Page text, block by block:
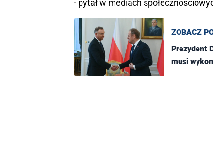
- pytał w mediach
ZOBACZ
Prezydent
musi